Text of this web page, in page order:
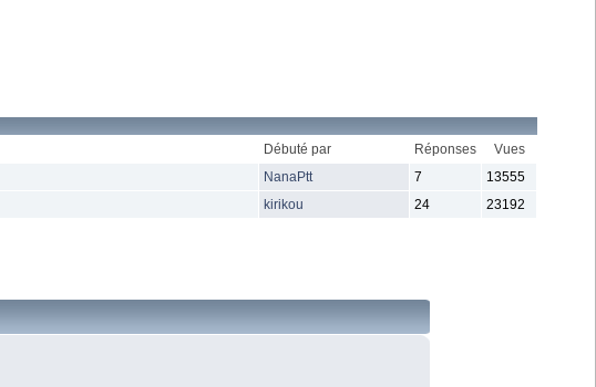
Débuté par Réponses
Vues
NanaPtt 7
13555
kirikou 24
23192